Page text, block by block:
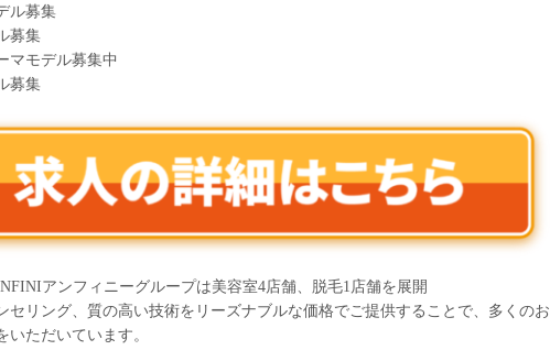
ル募集
募集
マモデル募集中
募集
アンフィニーグループは美容室4店舗、脱毛1店舗を展開
セリング、質の高い技術をリーズナブルな価格でご提供することで、多くのお
いただいています。